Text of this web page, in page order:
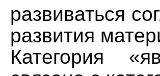
развиваться
развития
Категория